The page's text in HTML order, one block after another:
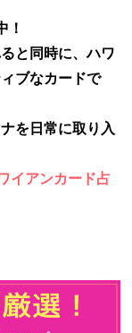
！
と同時に、ハワ
ブなカードで
を日常に取り入
イアンカード占